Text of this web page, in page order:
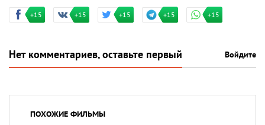
+15 +15 +15 +15 +15
Нет комментариев, оставьте первый Войдите
ПОХОЖИЕ ФИЛЬМЫ